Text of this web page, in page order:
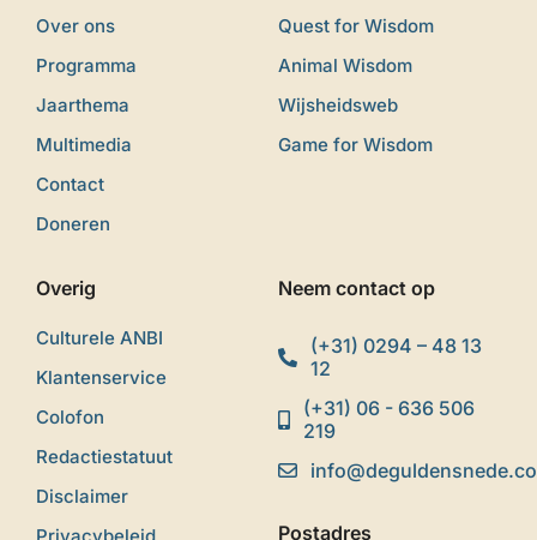
Over ons
Programma
Jaarthema
Multimedia
Contact
Doneren
Quest for Wisdom
Animal Wisdom
Wijsheidsweb
Game for Wisdom
Overig
Culturele ANBI
Klantenservice
Colofon
Redactiestatuut
Disclaimer
Neem contact op
(+31) 0294 – 48 13
12
(+31) 06 - 636 506
219
Postadres